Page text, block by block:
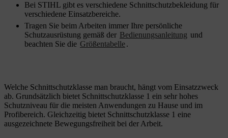
Bei STIHL gibt es verschiedene Schnittschutzbekleidung für
verschiedene Einsatzbereiche.
Tragen Sie beim Arbeiten immer Ihre persönliche
Schutzausrüstung gemäß der Bedienungsanleitung und
beachten Sie die Größentabelle.
Welche Schnittschutzklasse man braucht, hängt vom Einsatzzweck
ab. Grundsätzlich bietet Schnittschutzklasse 1 ein sehr hohes
Schutzniveau für die meisten Anwendungen zu Hause und im
Profibereich. Gleichzeitig bietet Schnittschutzklasse 1 eine
ausgezeichnete Bewegungsfreiheit bei der Arbeit.